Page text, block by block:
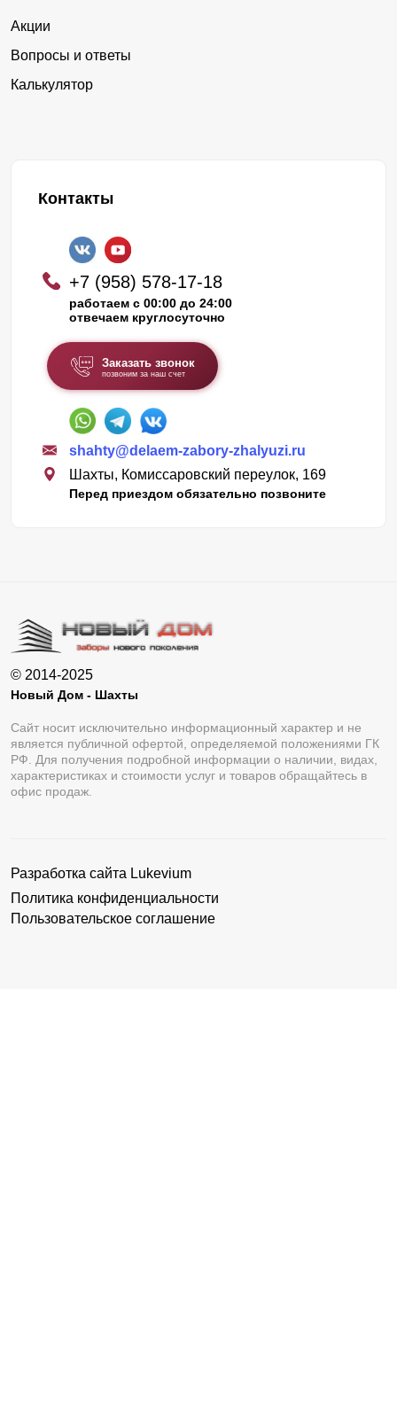
Акции
Вопросы и ответы
Калькулятор
Контакты
+7 (958) 578-17-18
работаем с 00:00 до 24:00
отвечаем круглосуточно
Заказать звонок
позвоним за наш счет
shahty@delaem-zabory-zhalyuzi.ru
Шахты, Комиссаровский переулок, 169
Перед приездом обязательно позвоните
© 2014-2025
Новый Дом - Шахты
Сайт носит исключительно информационный характер и не
является публичной офертой, определяемой положениями ГК
РФ. Для получения подробной информации о наличии, видах,
характеристиках и стоимости услуг и товаров обращайтесь в
офис продаж.
Разработка сайта Lukevium
Политика конфиденциальности
Пользовательское соглашение